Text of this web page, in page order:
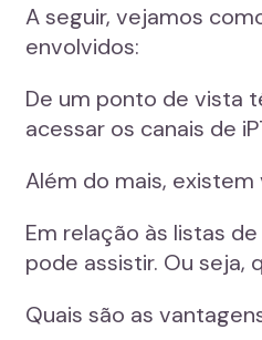
A seguir, vejamos
envolvidos:
De um ponto de vista
acessar os canais de
Além do mais,
Em relação às listas
pode assistir. Ou seja,
Quais são as